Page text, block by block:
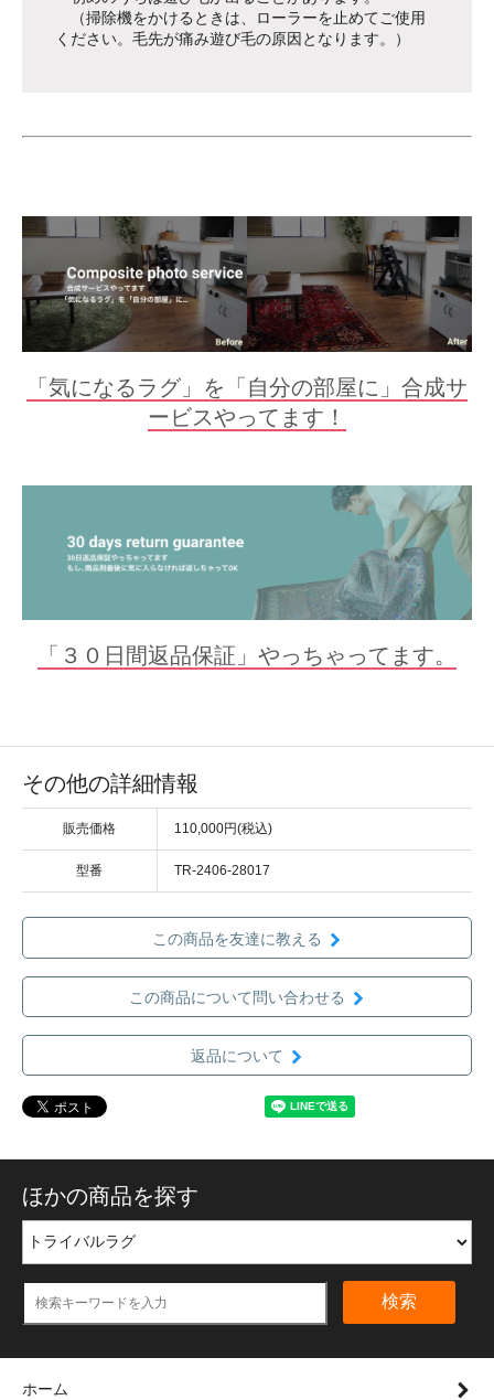
（掃除機をかけるときは、ローラーを止めてご使用
ください。毛先が痛み遊び毛の原因となります。）
「気になるラグ」を「自分の部屋に」合成サ
ービスやってます！
「３０日間返品保証」やっちゃってます。
その他の詳細情報
販売価格 110,000円(税込)
型番 TR-2406-28017
この商品を友達に教える
この商品について問い合わせる
返品について
ほかの商品を探す
検索
ホーム